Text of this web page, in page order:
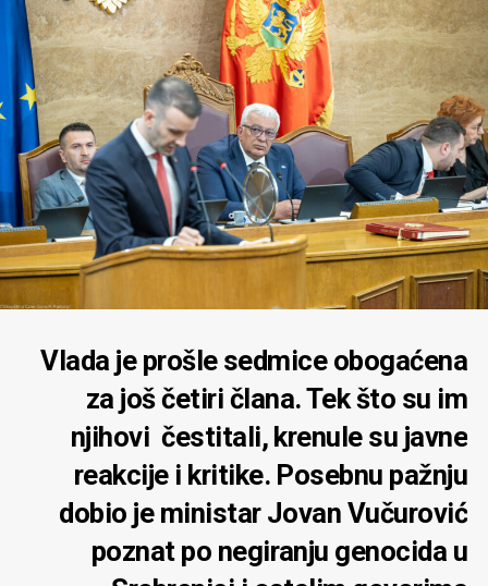
Vlada je prošle sedmice obogaćena
za još četiri člana. Tek što su im
njihovi čestitali, krenule su javne
reakcije i kritike. Posebnu pažnju
dobio je ministar Jovan Vučurović
poznat po negiranju genocida u